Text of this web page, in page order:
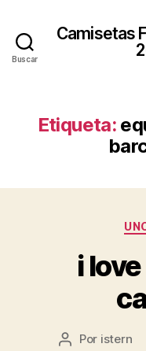
Buscar
Camisetas
Etiqueta:
i
Autor
Por istern